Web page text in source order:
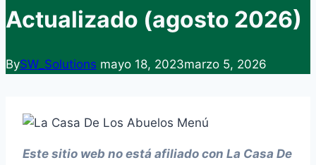
Actualizado (agosto 2026)
BySW_Solutions mayo 18, 2023marzo 5, 2026
Este sitio web no está afiliado con La Casa De